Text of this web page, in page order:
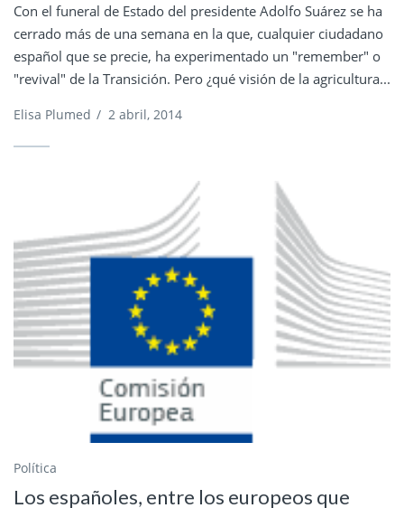
Con el funeral de Estado del presidente Adolfo Suárez se ha
cerrado más de una semana en la que, cualquier ciudadano
español que se precie, ha experimentado un "remember" o
"revival" de la Transición. Pero ¿qué visión de la agricultura...
Elisa Plumed / 2 abril, 2014
Política
Los españoles, entre los europeos que